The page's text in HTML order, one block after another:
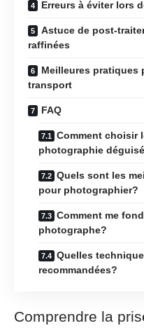
Erreurs à éviter lors
Astuce de post-
raffinées
Meilleures pratiques
transport
FAQ
Comment choisir
photographie
Quels sont les
pour photographier?
Comment me
photographe?
Quelles
recommandées?
Comprendre la